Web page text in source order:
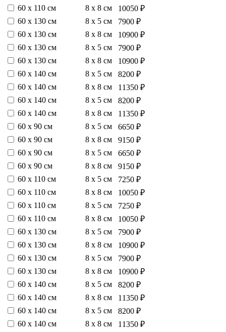
60 х 110 см
8 х 8 см
10050 ₽
60 х 130 см
8 х 5 см
7900 ₽
60 х 130 см
8 х 8 см
10900 ₽
60 х 130 см
8 х 5 см
7900 ₽
60 х 130 см
8 х 8 см
10900 ₽
60 х 140 см
8 х 5 см
8200 ₽
60 х 140 см
8 х 8 см
11350 ₽
60 х 140 см
8 х 5 см
8200 ₽
60 х 140 см
8 х 8 см
11350 ₽
60 х 90 см
8 х 5 см
6650 ₽
60 х 90 см
8 х 8 см
9150 ₽
60 х 90 см
8 х 5 см
6650 ₽
60 х 90 см
8 х 8 см
9150 ₽
60 х 110 см
8 х 5 см
7250 ₽
60 х 110 см
8 х 8 см
10050 ₽
60 х 110 см
8 х 5 см
7250 ₽
60 х 110 см
8 х 8 см
10050 ₽
60 х 130 см
8 х 5 см
7900 ₽
60 х 130 см
8 х 8 см
10900 ₽
60 х 130 см
8 х 5 см
7900 ₽
60 х 130 см
8 х 8 см
10900 ₽
60 х 140 см
8 х 5 см
8200 ₽
60 х 140 см
8 х 8 см
11350 ₽
60 х 140 см
8 х 5 см
8200 ₽
60 х 140 см
8 х 8 см
11350 ₽